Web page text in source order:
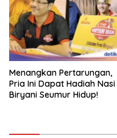
Menangkan Pertarungan,
Pria Ini Dapat Hadiah Nasi
Biryani Seumur Hidup!